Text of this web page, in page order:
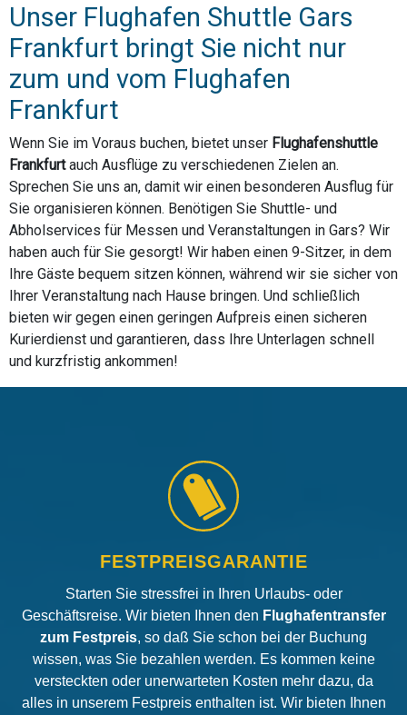
Unser Flughafen Shuttle Gars
Frankfurt bringt Sie nicht nur
zum und vom Flughafen
Frankfurt
Wenn Sie im Voraus buchen, bietet unser Flughafenshuttle
Frankfurtauch Ausflüge zu verschiedenen Zielen an.
Sprechen Sie uns an, damit wir einen besonderen Ausflug für
Sie organisieren können. Benötigen Sie Shuttle- und
Abholservices für Messen und Veranstaltungen in Gars? Wir
haben auch für Sie gesorgt! Wir haben einen 9-Sitzer, in dem
Ihre Gäste bequem sitzen können, während wir sie sicher von
Ihrer Veranstaltung nach Hause bringen. Und schließlich
bieten wir gegen einen geringen Aufpreis einen sicheren
Kurierdienst und garantieren, dass Ihre Unterlagen schnell
und kurzfristig ankommen!
FESTPREISGARANTIE
Starten Sie stressfrei in Ihren Urlaubs- oder
Geschäftsreise. Wir bieten Ihnen den Flughafentransfer
zum Festpreis, so daß Sie schon bei der Buchung
wissen, was Sie bezahlen werden. Es kommen keine
versteckten oder unerwarteten Kosten mehr dazu, da
alles in unserem Festpreis enthalten ist. Wir bieten Ihnen